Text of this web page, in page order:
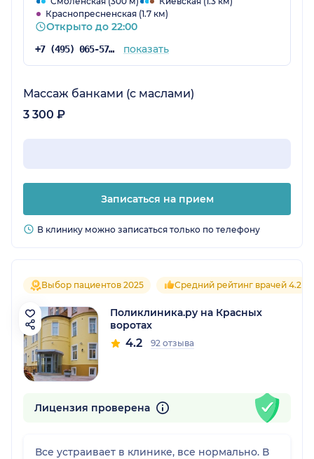
подход к пациенту и рекомендации мне
понравились. Назначения, которые он
сделал, помогли, доктор спокойный,
могу оценить на 5 баллов. Мне там очень
нравится, всегда порядок, приятная и
Краснопресненская (1.7 км)
Открыто до 22:00
+7 (495) 065-57-73 показать
Массаж банками (с маслами)
3 300 ₽
Записаться на прием
В клинику можно записаться только по телефону
Выбор пациентов 2025 Средний рейтинг врачей 4.2
Поликлиника.ру на Красных
воротах
4.2 92 отзыва
Лицензия проверена
Все устраивает в клинике, все нормально. В